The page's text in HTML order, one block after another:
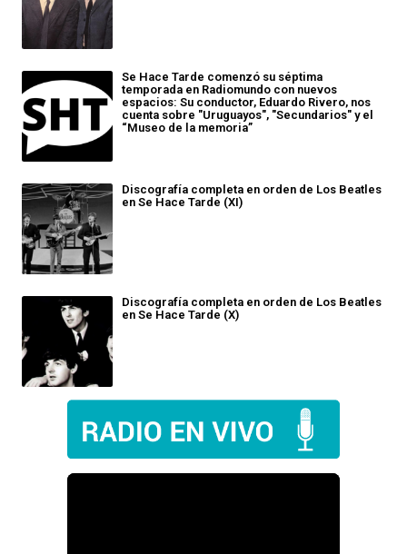
Se Hace Tarde comenzó su séptima
temporada en Radiomundo con nuevos
espacios: Su conductor, Eduardo Rivero, nos
cuenta sobre "Uruguayos", "Secundarios" y el
“Museo de la memoria”
Discografía completa en orden de Los Beatles
en Se Hace Tarde (XI)
Discografía completa en orden de Los Beatles
en Se Hace Tarde (X)